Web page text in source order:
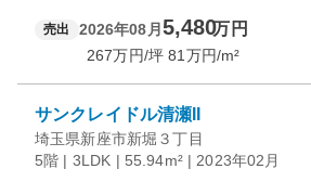
売出 2026年08月 5,480万円
267万円/坪 81 万円/m²
サンクレイドル清瀬II
埼玉県新座市新堀３丁目
5階 | 3LDK | 55.94m² | 2023年02月